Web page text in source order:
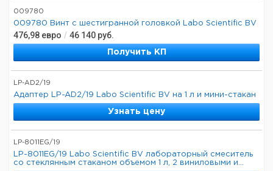
009780
009780 Винт с шестигранной головкой Labo Scientific BV
476,98 евро / 46 140 руб.
Получить КП
LP-AD2/19
Адаптер LP-AD2/19 Labo Scientific BV на 1 л и мини-стакан
Узнать цену
LP-8011EG/19
LP-8011EG/19 Labo Scientific BV лабораторный смеситель
со стеклянным стаканом объемом 1 л, 2 виниловыми и...